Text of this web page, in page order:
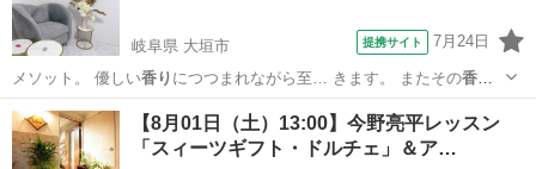
岐阜県 大垣市 提携サイト 7月24日
メソット。 優しい香り につつまれながら至… きます。 またその香り
とオールハンドのタ…
岐阜 大垣市 エステ
【8月01日（土）13:00】今野亮平レッスン
「スィーツギフト・ドルチェ」＆ア…